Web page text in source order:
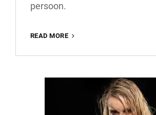
persoon.
READ MORE
KUNST
PORTRETFOTOGRAFIE:
FOTOGRAFIE
WORKSHOP